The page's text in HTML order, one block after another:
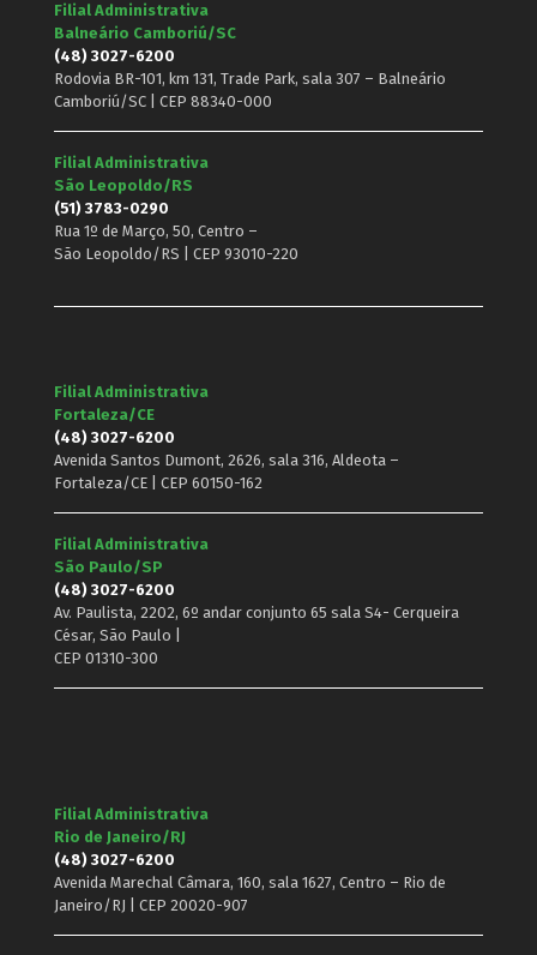
Filial Administrativa
Balneário Camboriú/SC
(48) 3027-6200
Rodovia BR-101, km 131, Trade Park, sala 307 – Balneário
Camboriú/SC | CEP 88340-000
Filial Administrativa
São Leopoldo/RS
(51) 3783-0290
Rua 1º de Março, 50, Centro –
São Leopoldo/RS | CEP 93010-220
Filial Administrativa
Fortaleza/CE
(48) 3027-6200
Avenida Santos Dumont, 2626, sala 316, Aldeota –
Fortaleza/CE | CEP 60150-162
Filial Administrativa
São Paulo/SP
(48) 3027-6200
Av. Paulista, 2202, 6º andar conjunto 65 sala S4- Cerqueira
César, São Paulo |
CEP 01310-300
Filial Administrativa
Rio de Janeiro/RJ
(48) 3027-6200
Avenida Marechal Câmara, 160, sala 1627, Centro – Rio de
Janeiro/RJ | CEP 20020-907